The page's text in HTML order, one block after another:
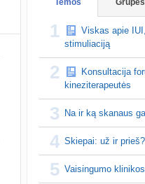
atnaujintaSvaja1234 prieš 3 d.
TD asistentė prieš 4 d.
Dažniausi klausimai
Veronika99
lytinis brendimas (3)
sukurta danguolyte prieš 4 d.
TD testuotojos!
atnaujinta
Temos Grupės
1
Viskas apie
stimuliaciją
2
Konsultacija
kineziterapeutės
3 Na ir ką skanaus
4 Skiepai: už ir prieš?
5 Vaisingumo